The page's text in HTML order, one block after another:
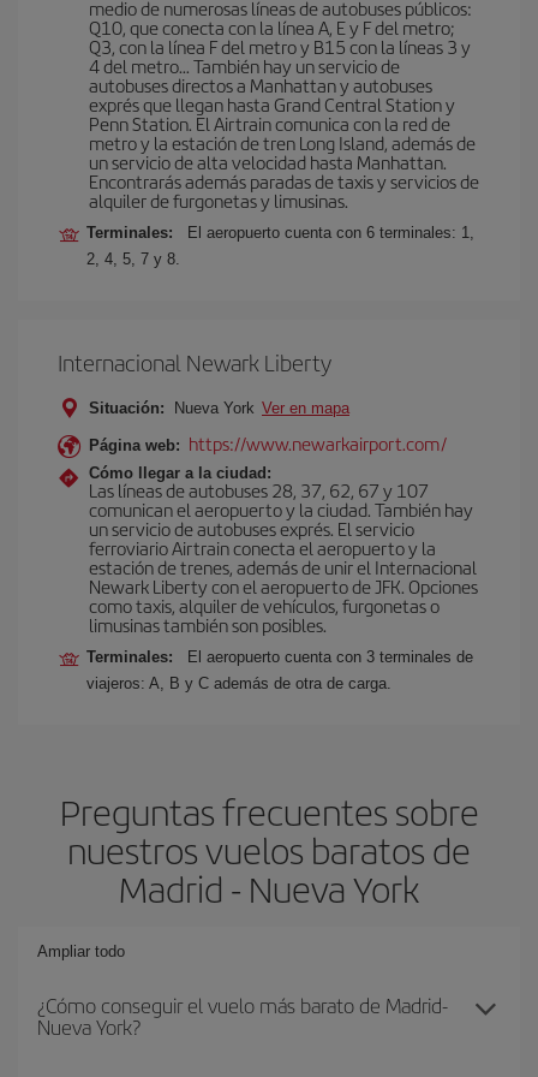
medio de numerosas líneas de autobuses públicos:
Q10, que conecta con la línea A, E y F del metro;
Q3, con la línea F del metro y B15 con la líneas 3 y
4 del metro… También hay un servicio de
autobuses directos a Manhattan y autobuses
exprés que llegan hasta Grand Central Station y
Penn Station. El Airtrain comunica con la red de
metro y la estación de tren Long Island, además de
un servicio de alta velocidad hasta Manhattan.
Encontrarás además paradas de taxis y servicios de
alquiler de furgonetas y limusinas.
Terminales:
El aeropuerto cuenta con 6 terminales: 1,
2, 4, 5, 7 y 8.
Internacional Newark Liberty
Situación: Nueva York Ver en mapa
Página web: https://www.newarkairport.com/
Cómo llegar a la ciudad:
Las líneas de autobuses 28, 37, 62, 67 y 107
comunican el aeropuerto y la ciudad. También hay
un servicio de autobuses exprés. El servicio
ferroviario Airtrain conecta el aeropuerto y la
estación de trenes, además de unir el Internacional
Newark Liberty con el aeropuerto de JFK. Opciones
como taxis, alquiler de vehículos, furgonetas o
limusinas también son posibles.
Terminales:
El aeropuerto cuenta con 3 terminales de
viajeros: A, B y C además de otra de carga.
Preguntas frecuentes sobre
nuestros vuelos baratos de
Madrid - Nueva York
Ampliar todo
¿Cómo conseguir el vuelo más barato de Madrid-
Nueva York?